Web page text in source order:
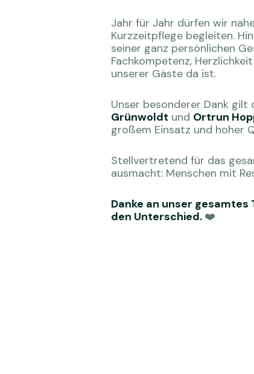
Jahr für Jahr dürfen wir
Kurzzeitpflege begleiten.
seiner ganz persönlichen
Fachkompetenz,
unserer Gäste da ist.
Unser besonderer Dank gilt
Grünwoldt und Ortrun
großem Einsatz und hoher
Stellvertretend für das
ausmacht: Menschen mit
Danke an unser
den Unterschied. ❤️